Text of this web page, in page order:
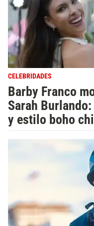
CELEBRIDADES
Barby Franco
Sarah
y estilo boho